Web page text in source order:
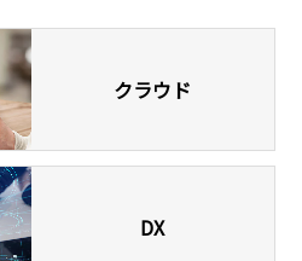
クラウド
DX